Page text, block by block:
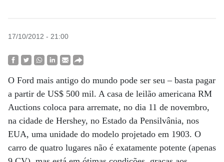
17/10/2012 - 21:00
O Ford mais antigo do mundo pode ser seu – basta pagar
a partir de US$ 500 mil. A casa de leilão americana RM
Auctions coloca para arremate, no dia 11 de novembro,
na cidade de Hershey, no Estado da Pensilvânia, nos
EUA, uma unidade do modelo projetado em 1903. O
carro de quatro lugares não é exatamente potente (apenas